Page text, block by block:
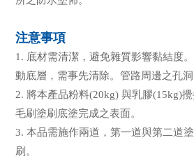
注意事項
1. 底材需清潔，避免雜質影響黏結度
動底層，需事先清除。管路周邊之孔洞
2. 將本產品粉料(20kg) 與乳膠(15kg)
毛刷塗刷底塗完成之表面。
3. 本品需施作兩道，第一道與第二道
刷。